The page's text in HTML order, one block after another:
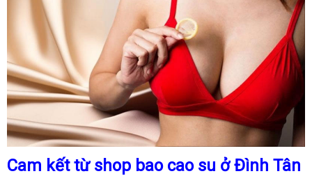
Cam kết từ shop bao cao su ở Đình Tân